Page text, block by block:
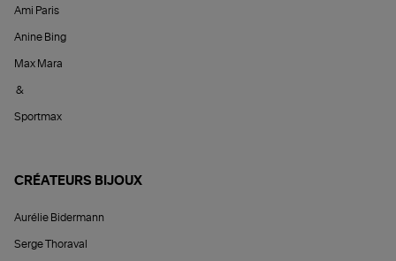
Ami Paris
Anine Bing
Max Mara
&
Sportmax
CRÉATEURS BIJOUX
Aurélie Bidermann
Serge Thoraval